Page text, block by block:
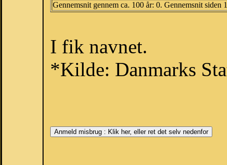
Gennemsnit gennem ca. 100 år: 0. Gennemsnit siden
I fik navnet.
*Kilde: Danmarks